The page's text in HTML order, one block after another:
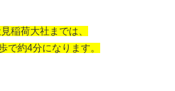
稲荷大社までは、
で約4分になります。